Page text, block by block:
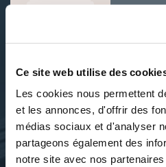
Ce site web utilise des
Les cookies nous permettent
et les annonces, d'offrir des
médias sociaux et d'analyser
partageons également des
notre site avec nos
SES OUVRAGES